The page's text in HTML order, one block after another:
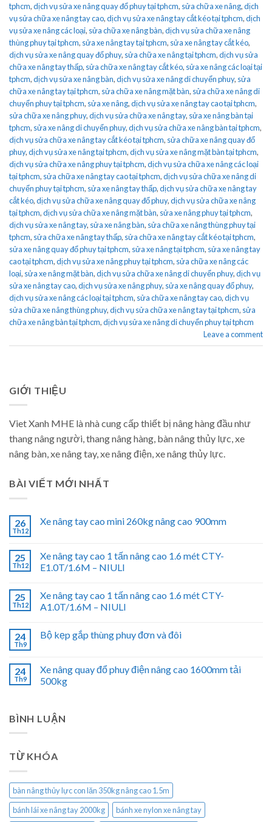
tphcm,dịch vụ sửa xe nâng quay đổ phuy tại tphcm, sửa chữa xe nâng,dịch
vụ sửa chữa xe nâng tay cao,dịch vụ sửa xe nâng tay cắt kéo tại tphcm,dịch
vụ sửa xe nâng các loại, sửa chữa xe nâng bàn,dịch vụ sửa chữa xe nâng
thùng phuy tại tphcm, sửa xe nâng tay tại tphcm, sửa xe nâng tay cắt kéo,
dịch vụ sửa xe nâng quay đổ phuy, sửa chữa xe nâng tại tphcm,dịch vụ sửa
chữa xe nâng tay thấp, sửa chữa xe nâng tay cắt kéo, sửa xe nâng các loại tại
tphcm,dịch vụ sửa xe nâng bàn,dịch vụ sửa xe nâng di chuyển phuy, sửa
chữa xe nâng tay tại tphcm, sửa chữa xe nâng mặt bàn, sửa chữa xe nâng di
chuyển phuy tại tphcm, sửa xe nâng,dịch vụ sửa xe nâng tay cao tại tphcm,
sửa chữa xe nâng phuy,dịch vụ sửa chữa xe nâng tay, sửa xe nâng bàn tại
tphcm, sửa xe nâng di chuyển phuy,dịch vụ sửa chữa xe nâng bàn tại tphcm,
dịch vụ sửa chữa xe nâng tay cắt kéo tại tphcm, sửa chữa xe nâng quay đổ
phuy,dịch vụ sửa xe nâng tại tphcm,dịch vụ sửa xe nâng mặt bàn tại tphcm,
dịch vụ sửa chữa xe nâng phuy tại tphcm,dịch vụ sửa chữa xe nâng các loại
tại tphcm, sửa chữa xe nâng tay cao tại tphcm,dịch vụ sửa chữa xe nâng di
chuyển phuy tại tphcm, sửa xe nâng tay thấp,dịch vụ sửa chữa xe nâng tay
cắt kéo,dịch vụ sửa chữa xe nâng quay đổ phuy,dịch vụ sửa chữa xe nâng
tại tphcm,dịch vụ sửa chữa xe nâng mặt bàn, sửa xe nâng phuy tại tphcm,
dịch vụ sửa xe nâng tay, sửa xe nâng bàn, sửa chữa xe nâng thùng phuy tại
tphcm, sửa chữa xe nâng tay thấp, sửa chữa xe nâng tay cắt kéo tại tphcm,
sửa xe nâng quay đổ phuy tại tphcm, sửa xe nâng tại tphcm, sửa xe nâng tay
cao tại tphcm,dịch vụ sửa xe nâng phuy tại tphcm, sửa chữa xe nâng các
loại, sửa xe nâng mặt bàn,dịch vụ sửa chữa xe nâng di chuyển phuy,dịch vụ
sửa xe nâng tay cao,dịch vụ sửa xe nâng phuy, sửa xe nâng quay đổ phuy,
dịch vụ sửa xe nâng các loại tại tphcm, sửa chữa xe nâng tay cao,dịch vụ
sửa chữa xe nâng thùng phuy,dịch vụ sửa chữa xe nâng tay tại tphcm, sửa
chữa xe nâng bàn tại tphcm,dịch vụ sửa xe nâng di chuyển phuy tại tphcm
Leave a comment
GIỚI THIỆU
Viet Xanh MHE là nhà cung cấp thiết bị nâng hàng đầu như
thang nâng người, thang nâng hàng, bàn nâng thủy lực, xe
nâng bàn, xe nâng tay, xe nâng điện, xe nâng thủy lực.
BÀI VIẾT MỚI NHẤT
26
Th12
Xe nâng tay cao mini 260kg nâng cao 900mm
25
Th12
Xe nâng tay cao 1 tấn nâng cao 1.6 mét CTY-
E1.0T/1.6M – NIULI
25
Th12
Xe nâng tay cao 1 tấn nâng cao 1.6 mét CTY-
A1.0T/1.6M – NIULI
24
Th9
Bộ kẹp gắp thùng phuy đơn và đôi
24
Th9
Xe nâng quay đổ phuy điện nâng cao 1600mm tải
500kg
BÌNH LUẬN
TỪ KHÓA
bàn nâng thủy lực con lăn 350kg nâng cao 1.5m
bánh lái xe nâng tay 2000kg
bánh xe nylon xe nâng tay